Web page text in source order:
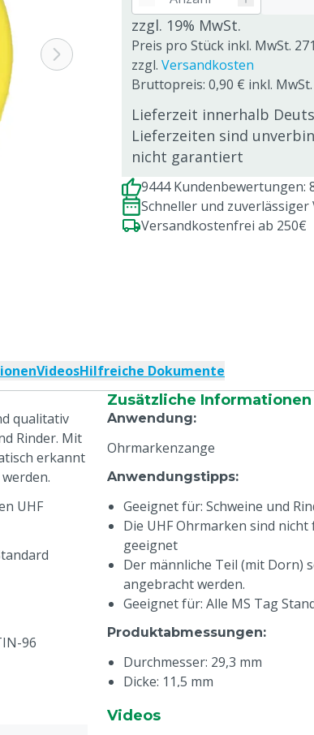
zzgl. 19% MwSt.
Preis pro Stück inkl. MwSt.
zzgl. Versandkosten
Bruttopreis: 0,90 € inkl.
Lieferzeit innerhalb
Lieferzeiten sind
nicht garantiert
9444 Kundenbewertungen:
Schneller und zuverlässiger
Versandkostenfrei ab 250€
VideosHilfreiche Dokumente
qualitativ
Rinder. Mit
erkannt
UHF
96
Zusätzliche Informationen
Anwendung:
Ohrmarkenzange
Anwendungstipps:
Geeignet für: Schweine und
Die UHF Ohrmarken sind
geeignet
Der männliche Teil (mit Dorn)
angebracht werden.
Geeignet für: Alle MS Tag
Produktabmessungen:
Durchmesser: 29,3 mm
Dicke: 11,5 mm
Videos